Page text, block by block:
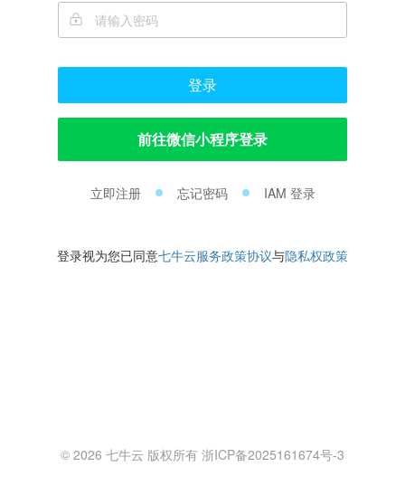
登录
前往微信小程序登录
立即注册 忘记密码 IAM 登录
登录视为您已同意七牛云服务政策协议与隐私权政策
© 2026 七牛云 版权所有 浙ICP备2025161674号-3